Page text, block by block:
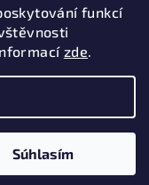
funkcí
zde.
Súhlasím